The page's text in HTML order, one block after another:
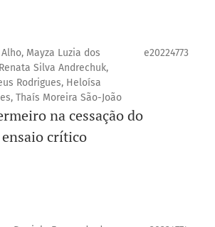
Mayza Luzia dos
Silva Andrechuk,
Rodrigues, Heloísa
Thaís Moreira São-João
e20224773
na cessação do
crítico